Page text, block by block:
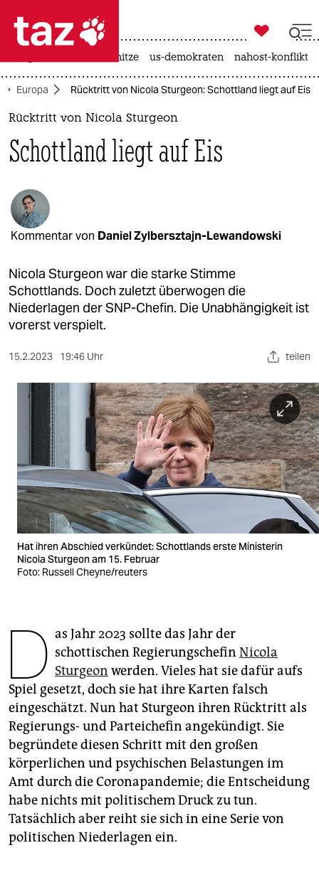
 taz zahl ich
taz zahl ich
politik
öko
gesellschaft
sport
berlin
nord
wahrheit
verlag
veranstaltungen
shop
fragen & hilfe
unterstützen
epaper login

taz zahl ich
hitze us-demokraten nahost-konflikt
Europa Rücktritt von Nicola Sturgeon: Schottland liegt auf Eis
Rücktritt von Nicola Sturgeon
Schottland liegt auf Eis
Kommentar von Daniel Zylbersztajn-Lewandowski
Nicola Sturgeon war die starke Stimme
Schottlands. Doch zuletzt überwogen die
Niederlagen der SNP-Chefin. Die Unabhängigkeit ist
vorerst verspielt.
15.2.2023 19:46 Uhr teilen
Hat ihren Abschied verkündet: Schottlands erste Ministerin
Nicola Sturgeon am 15. Februar
Foto: Russell Cheyne/reuters
D as Jahr 2023 sollte das Jahr der
schottischen Regierungschefin Nicola
Sturgeon werden. Vieles hat sie dafür aufs
Spiel gesetzt, doch sie hat ihre Karten falsch
eingeschätzt. Nun hat Sturgeon ihren Rücktritt als
Regierungs- und Parteichefin angekündigt. Sie
begründete diesen Schritt mit den großen
körperlichen und psychischen Belastungen im
Amt durch die Coronapandemie; die Entscheidung
habe nichts mit politischem Druck zu tun.
Tatsächlich aber reiht sie sich in eine Serie von
politischen Niederlagen ein.